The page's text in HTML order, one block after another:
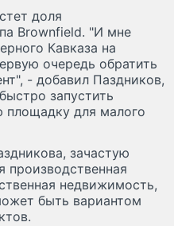
доля
Brownfield. "И мне
Кавказа на
очередь обратить
- добавил Паздников,
запустить
площадку для малого
зачастую
производственная
недвижимость,
быть вариантом